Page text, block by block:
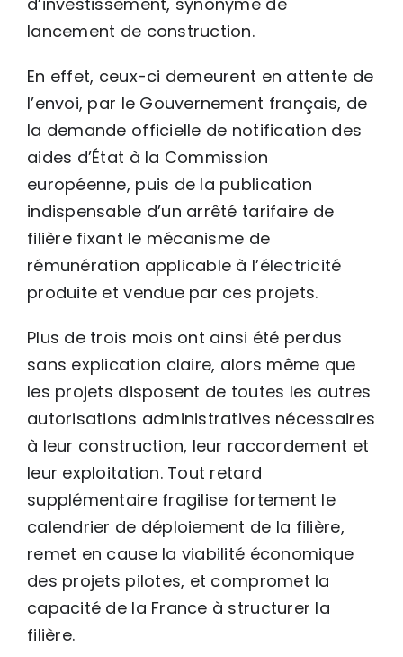
lancement de construction.
En effet, ceux-ci demeurent en attente de
l’envoi, par le Gouvernement français, de
la demande officielle de notification des
aides d’État à la Commission
européenne, puis de la publication
indispensable d’un arrêté tarifaire de
filière fixant le mécanisme de
rémunération applicable à l’électricité
produite et vendue par ces projets.
Plus de trois mois ont ainsi été perdus
sans explication claire, alors même que
les projets disposent de toutes les autres
autorisations administratives nécessaires
à leur construction, leur raccordement et
leur exploitation. Tout retard
supplémentaire fragilise fortement le
calendrier de déploiement de la filière,
remet en cause la viabilité économique
des projets pilotes, et compromet la
capacité de la France à structurer la
filière.